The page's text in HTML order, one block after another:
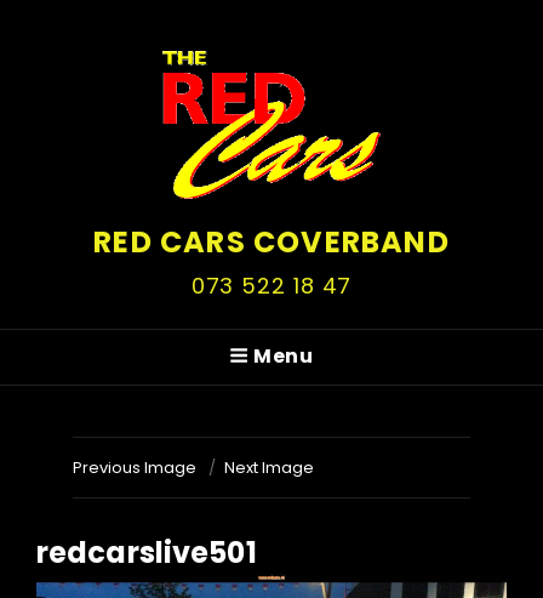
RED CARS COVERBAND
073 522 18 47
Menu
Previous Image Next Image
redcarslive501